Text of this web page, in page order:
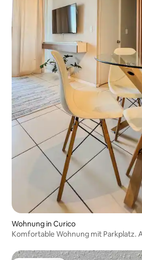
Wohnung in Curico
Komfortable Wohnung mit Parkplatz.